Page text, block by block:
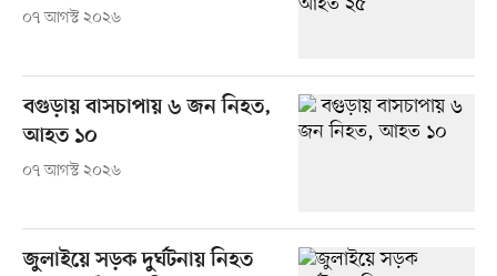
০৭ আগস্ট ২০২৬
বগুড়ায় বাসচাপায় ৬ জন নিহত,
আহত ১০
০৭ আগস্ট ২০২৬
জুলাইয়ে সড়ক দুর্ঘটনায় নিহত